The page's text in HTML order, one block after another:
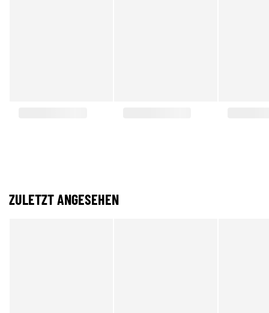
ZULETZT ANGESEHEN